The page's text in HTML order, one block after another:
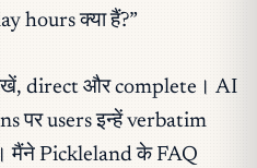
hours क्या हैं?”
direct और complete। AI
पर users इन्हें verbatim
मैंने Pickleland के FAQ